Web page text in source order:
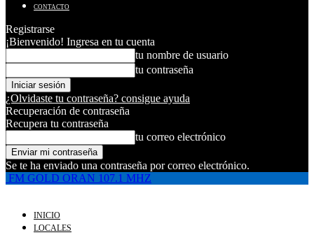
CONTACTO
Registrarse
¡Bienvenido! Ingresa en tu cuenta
tu nombre de usuario
tu contraseña
¿Olvidaste tu contraseña? consigue ayuda
Recuperación de contraseña
Recupera tu contraseña
tu correo electrónico
Se te ha enviado una contraseña por correo electrónico.
FM GOLD ORAN 107.1 MHZ
INICIO
LOCALES